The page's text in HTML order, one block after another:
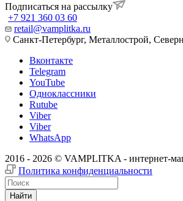
Подписаться на рассылку
+7 921 360 03 60
retail@vamplitka.ru
Санкт-Петербург, Металлострой,
Вконтакте
Telegram
YouTube
Одноклассники
Rutube
Viber
Viber
WhatsApp
2016 - 2026 © VAMPLITKA - интернет-
Политика конфиденциальности
Найти